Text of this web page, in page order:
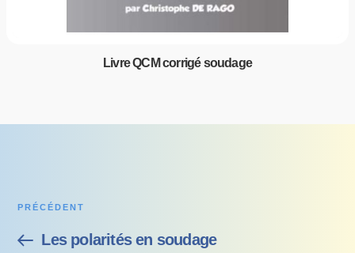
Livre QCM corrigé soudage
PRÉCÉDENT
Les polarités en soudage